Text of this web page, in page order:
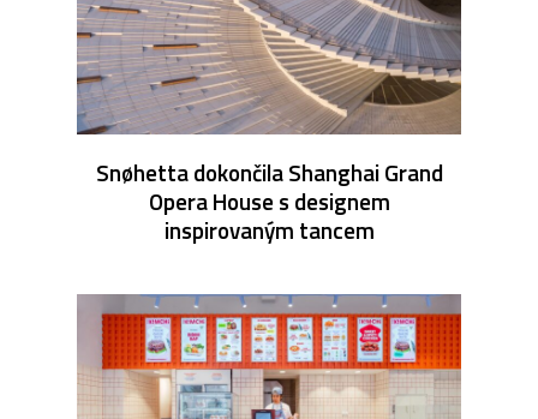
Snøhetta dokončila Shanghai Grand
Opera House s designem
inspirovaným tancem